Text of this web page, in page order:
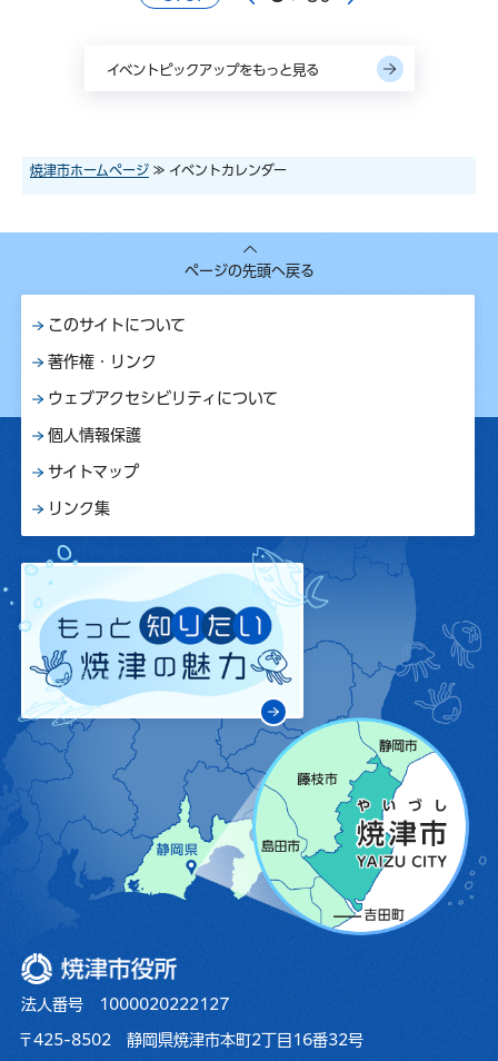
イベントピックアップをもっと見る
焼津市ホームページ ≫ イベントカレンダー
ページの先頭へ戻る
このサイトについて
著作権・リンク
ウェブアクセシビリティについて
個人情報保護
サイトマップ
リンク集
焼津市役所
法人番号 1000020222127
〒425-8502 静岡県焼津市本町2丁目16番32号